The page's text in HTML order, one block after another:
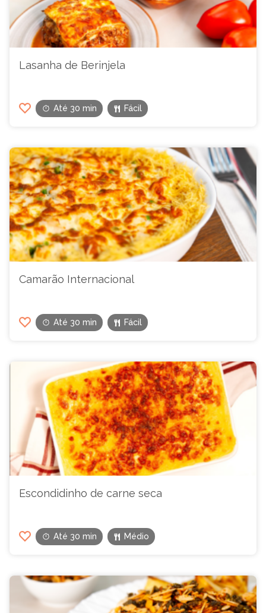
Lasanha de Berinjela
Até 30 min Fácil
Camarão Internacional
Até 30 min Fácil
Escondidinho de carne seca
Até 30 min Médio